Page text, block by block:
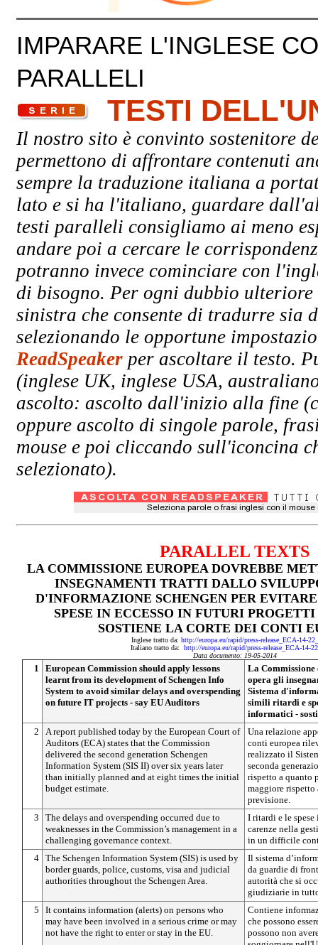
IMPARARE L'INGLESE
PARALLELI
TESTI
Il nostro sito è convinto sostenitore
permettono di affrontare contenuti
sempre la traduzione italiana a
lato e si ha l'italiano, guardare
testi paralleli consigliamo ai meno
andare poi a cercare le
potranno invece cominciare con
di bisogno. Per ogni dubbio
sinistra che consente di tradurre
selezionando le opportune
ReadSpeaker per ascoltare il testo.
(inglese UK, inglese USA,
ascolto: ascolto dall'inizio alla fine
oppure ascolto di singole parole,
mouse e poi cliccando sull'iconcina
selezionato).
PARALLEL TEXTS
LA COMMISSIONE EUROPEA DOVREBBE
INSEGNAMENTI TRATTI DALLO
D'INFORMAZIONE SCHENGEN PER
SPESE IN ECCESSO IN FUTURI
SOSTIENE LA CORTE DEI CONTI
Inglese tratto da: http://europa.eu/rapid/press-release_ECA-14-
Italiano tratto da: http://europa.eu/rapid/press-release_ECA-14-
Data documento: 19-05-2014
1
European Commission should apply lessons
learnt from its development of Schengen Info
System to avoid similar delays and overspending
on future IT projects - say EU Auditors
La Commissione
opera gli
Sistema
simili ritardi e
informatici -
2
A report published today by the European Court of
Auditors (ECA) states that the Commission
delivered the second generation Schengen
Information System (SIS II) over six years later
than initially planned and at eight times the initial
budget estimate.
Una relazione
conti europea
realizzato il
seconda
rispetto a quanto
maggiore
previsione.
3
The delays and overspending occurred due to
weaknesses in the Commission’s management in a
challenging governance context.
I ritardi e le spese
carenze nella
in un difficile
4
The Schengen Information System (SIS) is used by
border guards, police, customs, visa and judicial
authorities throughout the Schengen Area.
Il sistema
da guardie di
autorità che si
giudiziarie in
5
It contains information (alerts) on persons who
may have been involved in a serious crime or may
not have the right to enter or stay in the EU.
Contiene
che possono
possono non